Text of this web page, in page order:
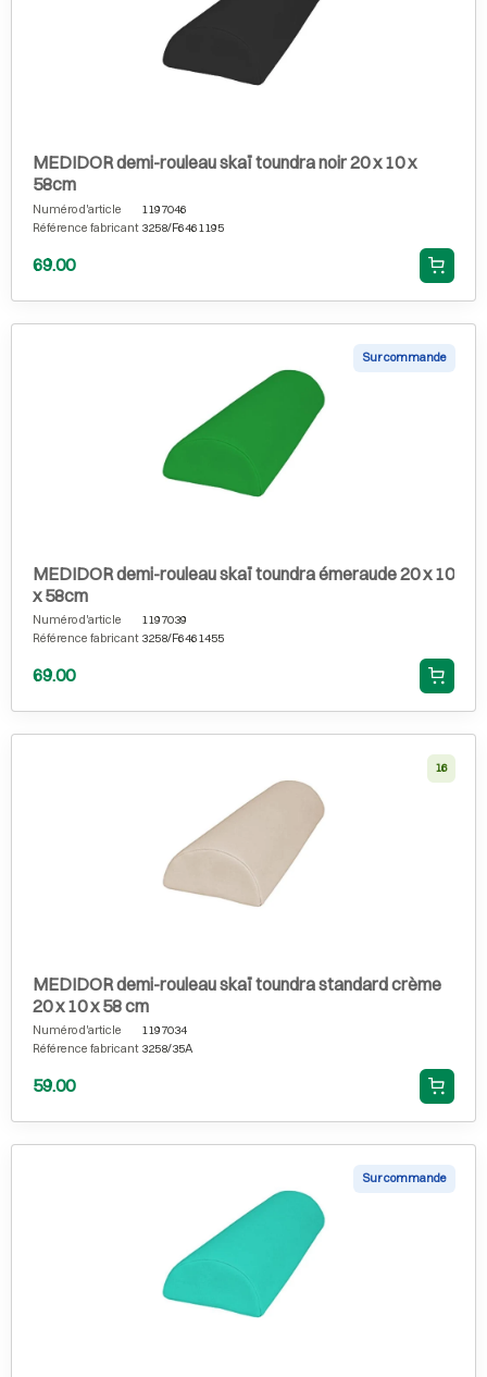
MEDIDOR demi-rouleau skaï toundra noir 20 x 10 x
58cm
Numéro d'article
1197046
Référence fabricant 3258/F6461195
69.00
Sur commande
MEDIDOR demi-rouleau skaï toundra émeraude 20 x 10
x 58cm
Numéro d'article
1197039
Référence fabricant 3258/F6461455
69.00
16
MEDIDOR demi-rouleau skaï toundra standard crème
20 x 10 x 58 cm
Numéro d'article
1197034
Référence fabricant 3258/35A
59.00
Sur commande